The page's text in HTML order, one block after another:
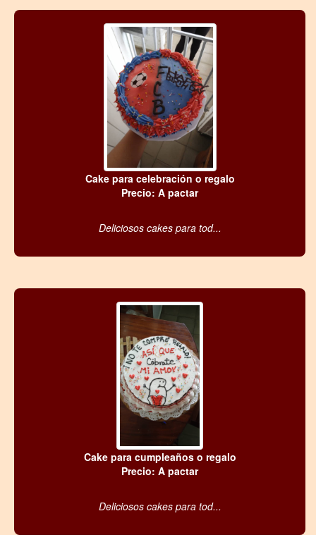
Cake para celebración o regalo
Precio: A pactar
Deliciosos cakes para tod...
Cake para cumpleaños o regalo
Precio: A pactar
Deliciosos cakes para tod...